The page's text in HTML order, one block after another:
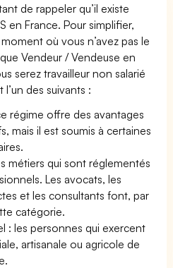
de rappeler qu’il existe
en France. Pour simplifier,
où vous n’avez pas le
Vendeur / Vendeuse en
serez travailleur non salarié
des suivants :
régime offre des avantages
mais il est soumis à certaines
métiers qui sont réglementés
Les avocats, les
et les consultants font, par
catégorie.
: les personnes qui exercent
artisanale ou agricole de